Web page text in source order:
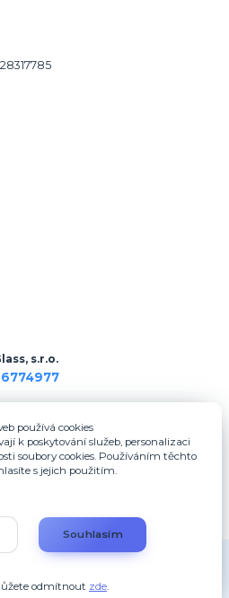
s.r.o.
používá cookies
k poskytování služeb, personalizaci
soubory cookies. Používáním těchto
s jejich použitím.
Souhlasím
odmítnout zde.